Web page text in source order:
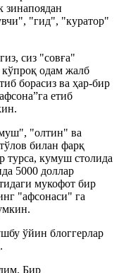
зинапоядан
"гид", "куратор"
сиз "совға"
одам жалб
борасиз ва ҳар-бир
етиб
"олтин" ва
билан фарқ
турса, кумуш столида
5000 доллар
мукофот бир
"афсонаси" га
ўйин блоггерлар
Бир